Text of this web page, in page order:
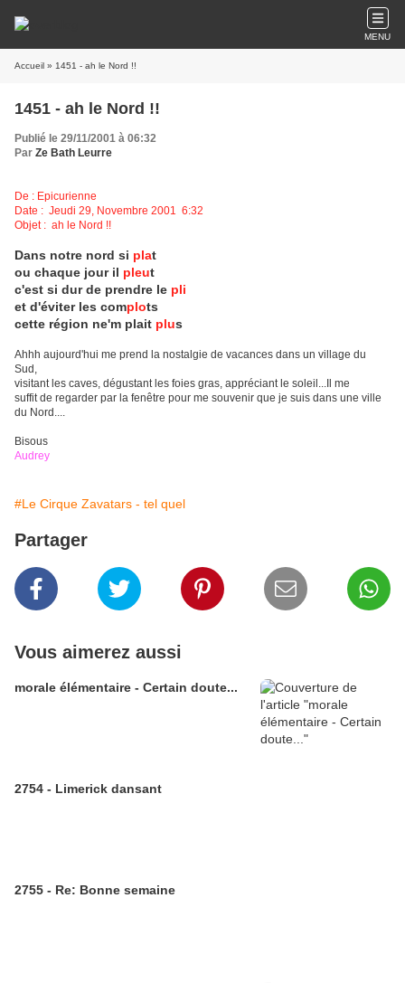
MENU
Accueil » 1451 - ah le Nord !!
1451 - ah le Nord !!
Publié le 29/11/2001 à 06:32
Par Ze Bath Leurre
De : Epicurienne
Date : Jeudi 29, Novembre 2001 6:32
Objet : ah le Nord !!
Dans notre nord si plat
ou chaque jour il pleut
c'est si dur de prendre le pli
et d'éviter les complots
cette région ne'm plait plus
Ahhh aujourd'hui me prend la nostalgie de vacances dans un village du
Sud,
visitant les caves, dégustant les foies gras, appréciant le soleil...Il me
suffit de regarder par la fenêtre pour me souvenir que je suis dans une ville
du Nord....
Bisous
Audrey
#Le Cirque Zavatars - tel quel
Partager
Vous aimerez aussi
morale élémentaire - Certain doute...
2754 - Limerick dansant
2755 - Re: Bonne semaine